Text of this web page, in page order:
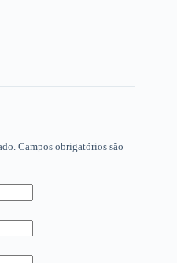
Campos obrigatórios são